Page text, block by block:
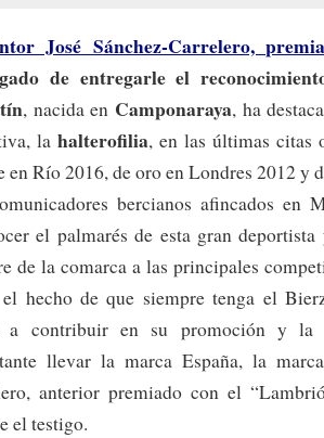
José Sánchez-Carrelero,
de entregarle el
, nacida en Camponaraya, ha
lahalterofilia, en las últimas citas
en Río 2016, de oro en Londres 2012 y
bercianos afincados en
el palmarés de esta gran
de la comarca a las principales
hecho de que siempre tenga el
a contribuir en su promoción y la
llevar la marca España, la
anterior premiado con el
el testigo.